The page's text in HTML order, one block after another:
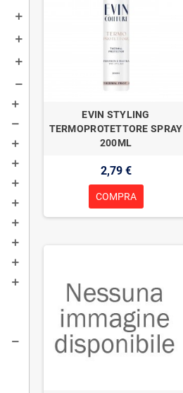
EVIN STYLING
TERMOPROTETTORE SPRAY
200ML
2,79 €
COMPRA